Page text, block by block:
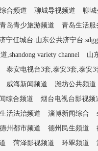
合频道 聊城导视频道
聊城
青岛青少旅游频道
青岛生活服
宁任城台.山东公共济宁台
variety channel
山
泰安电视台3套,泰安3套,泰安3
威海新闻频道
潍坊公共频道
综合频道
烟台电视台影视频
活法治频道 淄博新闻综合
德州都市频道 德州民生频道
菏泽影视频道 环翠频道